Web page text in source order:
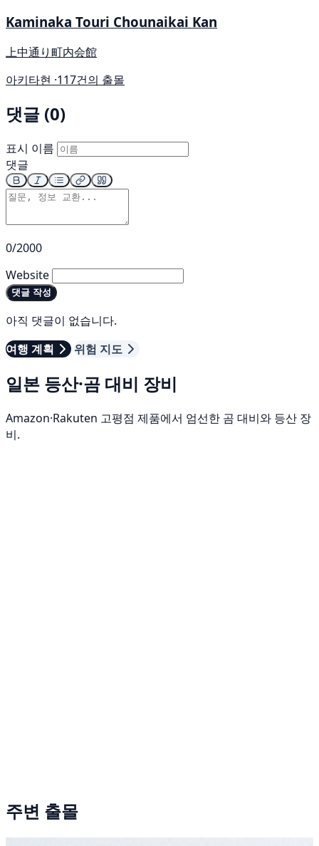
Kaminaka Touri Chounaikai Kan
上中通り町内会館
아키타현 ·117건의 출몰
댓글 (0)
표시 이름
댓글
0/2000
Website
댓글 작성
아직 댓글이 없습니다.
여행 계획
위험 지도
일본 등산·곰 대비 장비
Amazon·Rakuten 고평점 제품에서 엄선한 곰 대비와 등산 장
비.
주변 출몰